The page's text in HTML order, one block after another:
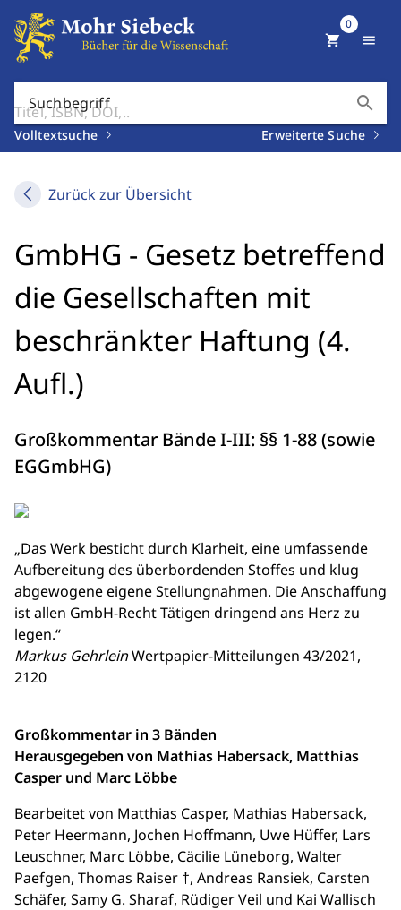
Suchbegriff search
Volltextsuche Erweiterte Suche
shopping_cart
0
menu
Zurück zur Übersicht
GmbHG - Gesetz betreffend
die Gesellschaften mit
beschränkter Haftung (4.
Aufl.)
Großkommentar Bände I-III: §§ 1-88 (sowie
EGGmbHG)
„Das Werk besticht durch Klarheit, eine umfassende
Aufbereitung des überbordenden Stoffes und klug
abgewogene eigene Stellungnahmen. Die Anschaffung
ist allen GmbH-Recht Tätigen dringend ans Herz zu
legen.“
Markus GehrleinWertpapier-Mitteilungen 43/2021,
2120
Großkommentar in 3 Bänden
Herausgegeben von Mathias Habersack, Matthias
Casper und Marc Löbbe
Bearbeitet von Matthias Casper, Mathias Habersack,
Peter Heermann, Jochen Hoffmann, Uwe Hüffer, Lars
Leuschner, Marc Löbbe, Cäcilie Lüneborg, Walter
Paefgen, Thomas Raiser †, Andreas Ransiek, Carsten
Schäfer, Samy G. Sharaf, Rüdiger Veil und Kai Wallisch